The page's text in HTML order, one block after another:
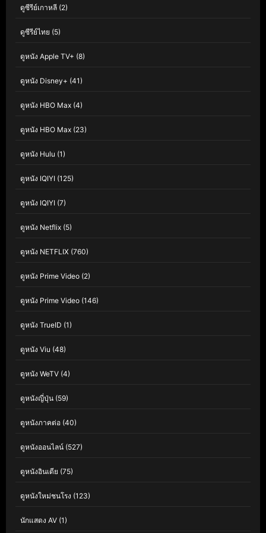
ดูซีรีย์เกาหลี (2)
ดูซีรีย์ไทย (5)
ดูหนัง Apple TV+ (8)
ดูหนัง Disney+ (41)
ดูหนัง HBO Max (4)
ดูหนัง HBO Max (23)
ดูหนัง Hulu (1)
ดูหนัง IQIYI (125)
ดูหนัง IQIYI (7)
ดูหนัง Netflix (5)
ดูหนัง NETFLIX (760)
ดูหนัง Prime Video (2)
ดูหนัง Prime Video (146)
ดูหนัง TrueID (1)
ดูหนัง Viu (48)
ดูหนัง WeTV (4)
ดูหนังญี่ปุ่น (59)
ดูหนังภาคต่อ (40)
ดูหนังออนไลน์ (527)
ดูหนังอินเดีย (75)
ดูหนังใหม่ชนโรง (123)
นักแสดง AV (1)